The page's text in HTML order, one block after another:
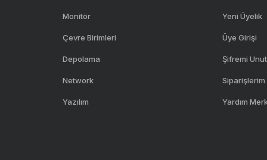
Monitör
Çevre Birimleri
Depolama
Network
Yazılım
Yeni Üyelik
Üye Girişi
Şifremi
Siparişlerim
Yardım